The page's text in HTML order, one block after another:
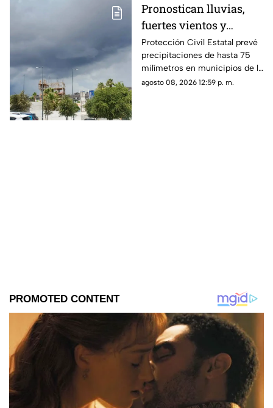
Pronostican lluvias,
fuertes vientos y
temperaturas de hasta
39°C para Chihuahua
Protección Civil Estatal prevé
precipitaciones de hasta 75
milímetros en municipios de la
zona suroeste, además de
agosto 08, 2026 12:59 p. m.